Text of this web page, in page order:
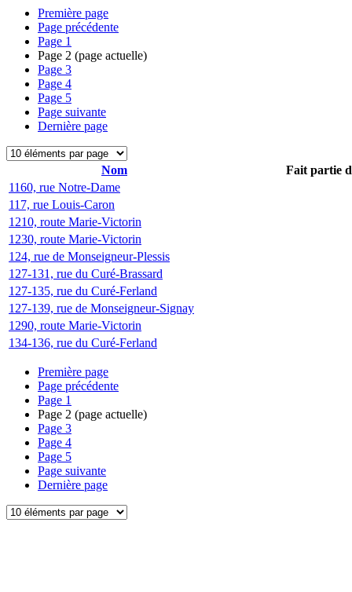
Première page
Page précédente
Page 1
Page 2 (page actuelle)
Page 3
Page 4
Page 5
Page suivante
Dernière page
Nom
Fait partie
1160, rue Notre-Dame
117, rue Louis-Caron
1210, route Marie-Victorin
1230, route Marie-Victorin
124, rue de Monseigneur-Plessis
127-131, rue du Curé-Brassard
127-135, rue du Curé-Ferland
127-139, rue de Monseigneur-Signay
1290, route Marie-Victorin
134-136, rue du Curé-Ferland
Première page
Page précédente
Page 1
Page 2 (page actuelle)
Page 3
Page 4
Page 5
Page suivante
Dernière page